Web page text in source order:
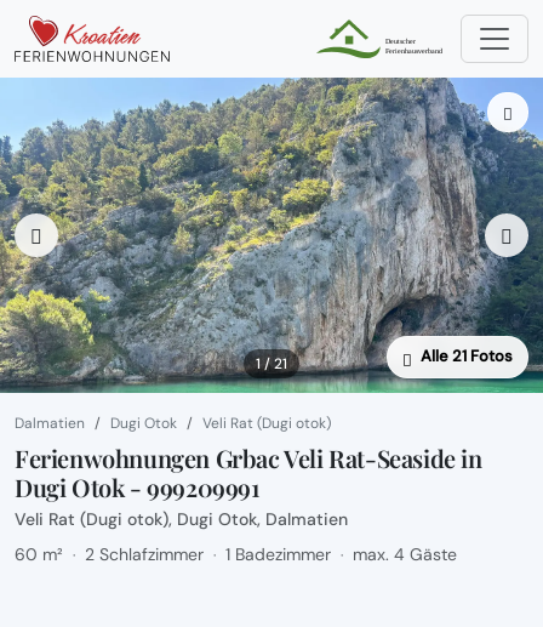
1 / 21 Alle 21 Fotos
Dalmatien Dugi Otok Veli Rat (Dugi otok)
Ferienwohnungen Grbac Veli Rat-Seaside in
Dugi Otok - 999209991
Veli Rat (Dugi otok), Dugi Otok, Dalmatien
60 m² · 2 Schlafzimmer · 1 Badezimmer · max. 4 Gäste